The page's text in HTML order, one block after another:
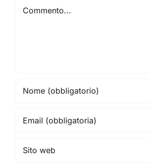
Commento